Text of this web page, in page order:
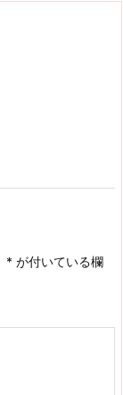
* が付いている欄